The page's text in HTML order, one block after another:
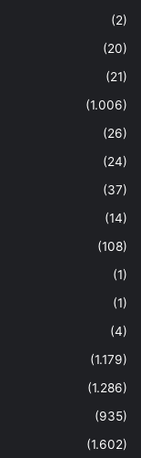
(2)
(20)
(21)
(1.006)
(26)
(24)
(37)
(14)
(108)
(1)
(1)
(4)
(1.179)
(1.286)
(935)
(1.602)